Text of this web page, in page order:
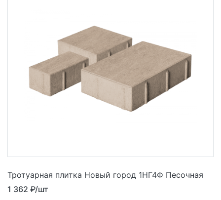
Тротуарная плитка Новый город 1НГ4Ф Песочная
1 362 ₽/шт